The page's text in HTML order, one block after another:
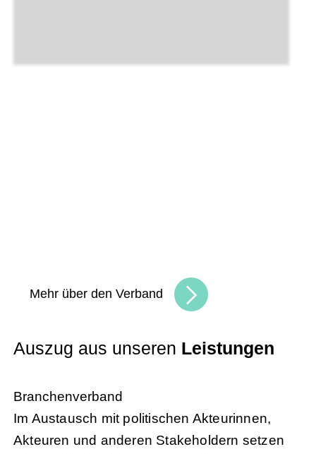
Mehr über den Verband
Auszug aus unseren Leistungen
Branchenverband
Im Austausch mit politischen Akteurinnen,
Akteuren und anderen Stakeholdern setzen